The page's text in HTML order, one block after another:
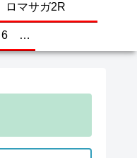
ロマサガ2R
ドラゴンクエスト6 幻の大地